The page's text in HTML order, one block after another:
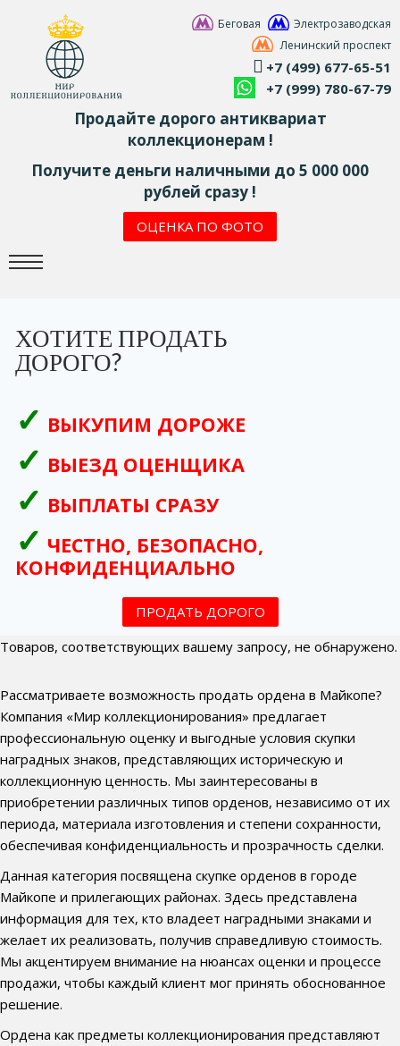
Беговая
Электрозаводская
Ленинский проспект
+7 (499) 677-65-51
+7 (999) 780-67-79
Продайте дорого антиквариат
коллекционерам !
Получите деньги наличными до 5 000 000
рублей сразу !
ОЦЕНКА ПО ФОТО
ХОТИТЕ ПРОДАТЬ
ДОРОГО?
ВЫКУПИМ ДОРОЖЕ
ВЫЕЗД ОЦЕНЩИКА
ВЫПЛАТЫ СРАЗУ
ЧЕСТНО, БЕЗОПАСНО,
КОНФИДЕНЦИАЛЬНО
ПРОДАТЬ ДОРОГО
Товаров, соответствующих вашему запросу, не обнаружено.
Рассматриваете возможность продать ордена в Майкопе?
Компания «Мир коллекционирования» предлагает
профессиональную оценку и выгодные условия скупки
наградных знаков, представляющих историческую и
коллекционную ценность. Мы заинтересованы в
приобретении различных типов орденов, независимо от их
периода, материала изготовления и степени сохранности,
обеспечивая конфиденциальность и прозрачность сделки.
Данная категория посвящена скупке орденов в городе
Майкопе и прилегающих районах. Здесь представлена
информация для тех, кто владеет наградными знаками и
желает их реализовать, получив справедливую стоимость.
Мы акцентируем внимание на нюансах оценки и процессе
продажи, чтобы каждый клиент мог принять обоснованное
решение.
Ордена как предметы коллекционирования представляют